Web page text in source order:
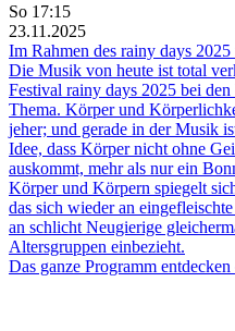
So 17:15
23.11.2025
Im Rahmen des rainy days
Die Musik von heute ist total
Festival rainy days 2025 bei
Thema. Körper und
jeher; und gerade in der Musik
Idee, dass Körper nicht ohne
auskommt, mehr als nur ein
Körper und Körpern spiegelt
das sich wieder an
an schlicht Neugierige
Altersgruppen einbezieht.
Das ganze Programm entdecken